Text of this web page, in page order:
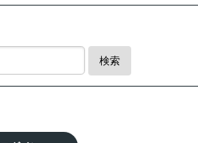
検索